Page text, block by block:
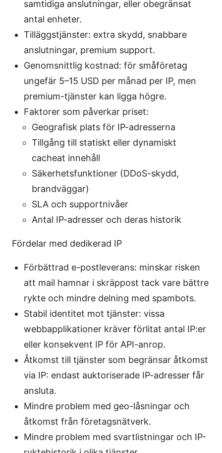
samtidiga anslutningar, eller obegränsat
antal enheter.
Tilläggstjänster: extra skydd, snabbare
anslutningar, premium support.
Genomsnittlig kostnad: för småföretag
ungefär 5–15 USD per månad per IP, men
premium-tjänster kan ligga högre.
Faktorer som påverkar priset:
Geografisk plats för IP-adresserna
Tillgång till statiskt eller dynamiskt
cacheat innehåll
Säkerhetsfunktioner (DDoS-skydd,
brandväggar)
SLA och supportnivåer
Antal IP-adresser och deras historik
Fördelar med dedikerad IP
Förbättrad e-postleverans: minskar risken
att mail hamnar i skräppost tack vare bättre
rykte och mindre delning med spambots.
Stabil identitet mot tjänster: vissa
webbapplikationer kräver förlitat antal IP:er
eller konsekvent IP för API-anrop.
Åtkomst till tjänster som begränsar åtkomst
via IP: endast auktoriserade IP-adresser får
ansluta.
Mindre problem med geo-låsningar och
åtkomst från företagsnätverk.
Mindre problem med svartlistningar och IP-